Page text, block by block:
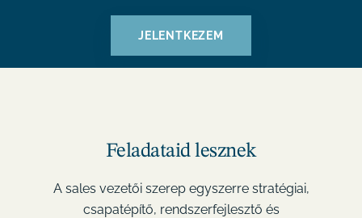
JELENTKEZEM
Feladataid lesznek
A sales vezetői szerep egyszerre stratégiai,
csapatépítő, rendszerfejlesztő és